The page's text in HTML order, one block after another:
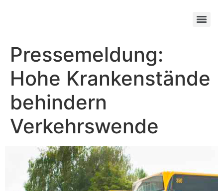
Pressemeldung:
Hohe Krankenstände
behindern
Verkehrswende